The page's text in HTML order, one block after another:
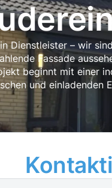
Dienstleister – wir
Fassade
beginnt mit einer
und einladenden